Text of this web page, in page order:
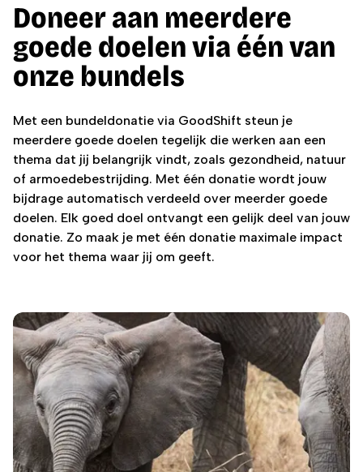
Doneer aan meerdere
goede doelen via één van
onze bundels
Met een bundeldonatie via GoodShift steun je
meerdere goede doelen tegelijk die werken aan een
thema dat jij belangrijk vindt, zoals gezondheid, natuur
of armoedebestrijding. Met één donatie wordt jouw
bijdrage automatisch verdeeld over meerder goede
doelen. Elk goed doel ontvangt een gelijk deel van jouw
donatie. Zo maak je met één donatie maximale impact
voor het thema waar jij om geeft.